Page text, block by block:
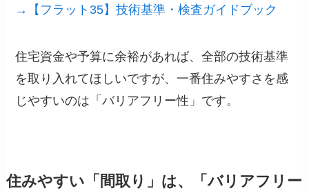
→【フラット35】技術基準・検査ガイドブック
住宅資金や予算に余裕があれば、全部の技術基準
を取り入れてほしいですが、一番住みやすさを感
じやすいのは「バリアフリー性」です。
住みやすい「間取り」は、「バリアフリー